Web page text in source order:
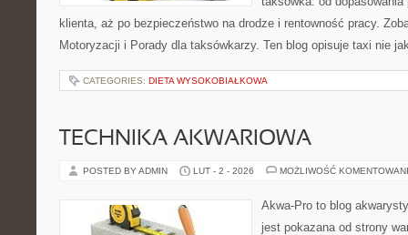
klienta, aż po bezpieczeństwo na drodze i rentowność pracy.
Motoryzacji i Porady dla taksówkarzy. Ten blog opisuje taxi nie
CATEGORIES: DIETA WYSOKOBIAŁKOWA
TECHNIKA AKWARIOWA
POSTED BY ADMIN LUT - 2 - 2026 MOŻLIWOŚĆ
Akwa-Pro to blog
jest pokazana od strony